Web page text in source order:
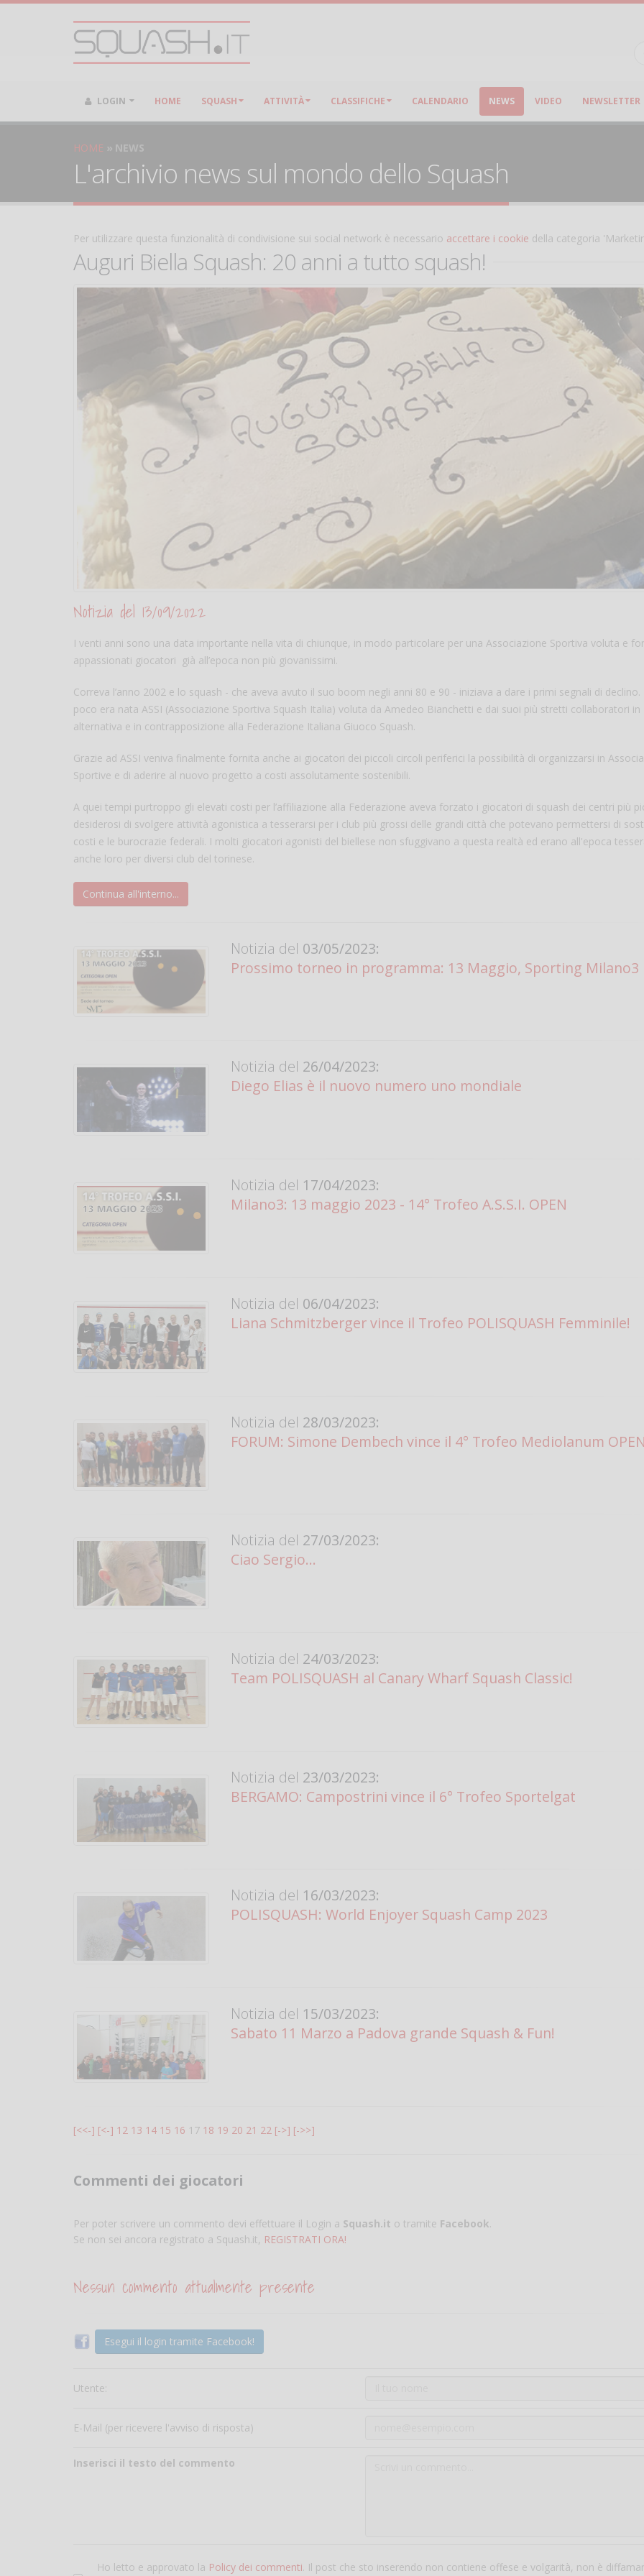
LOGIN HOME SQUASH ATTIVITÀ CLASSIFICHE CALENDARIO NEWS VIDEO NEWSLETTER
HOME NEWS
L'archivio news sul mondo dello Squash
Per utilizzare questa funzionalità di condivisione sui social network è necessario accettare i cookie della categoria
Auguri Biella Squash: 20 anni a tutto squash!
Notizia del 13/09/2022
I venti anni sono una data importante nella vita di chiunque, in modo particolare per una Associazione Sportiva voluta e
appassionati giocatori già all’epoca non più giovanissimi.
Correva l’anno 2002 e lo squash - che aveva avuto il suo boom negli anni 80 e 90 - iniziava a dare i primi segnali di declino.
poco era nata ASSI (Associazione Sportiva Squash Italia) voluta da Amedeo Bianchetti e dai suoi più stretti collaboratori in
alternativa e in contrapposizione alla Federazione Italiana Giuoco Squash.
Grazie ad ASSI veniva finalmente fornita anche ai giocatori dei piccoli circoli periferici la possibilità di organizzarsi in
Sportive e di aderire al nuovo progetto a costi assolutamente sostenibili.
A quei tempi purtroppo gli elevati costi per l’affiliazione alla Federazione aveva forzato i giocatori di squash dei centri più
desiderosi di svolgere attività agonistica a tesserarsi per i club più grossi delle grandi città che potevano permettersi di
costi e le burocrazie federali. I molti giocatori agonisti del biellese non sfuggivano a questa realtà ed erano all'epoca
anche loro per diversi club del torinese.
Continua all'interno...
Notizia del 03/05/2023:
Prossimo torneo in programma: 13 Maggio, Sporting Milano3
Notizia del 26/04/2023:
Diego Elias è il nuovo numero uno mondiale
Notizia del 17/04/2023:
Milano3: 13 maggio 2023 - 14° Trofeo A.S.S.I. OPEN
Notizia del 06/04/2023:
Liana Schmitzberger vince il Trofeo POLISQUASH Femminile!
Notizia del 28/03/2023:
FORUM: Simone Dembech vince il 4° Trofeo Mediolanum
Notizia del 27/03/2023:
Ciao Sergio...
Notizia del 24/03/2023:
Team POLISQUASH al Canary Wharf Squash Classic!
Notizia del 23/03/2023:
BERGAMO: Campostrini vince il 6° Trofeo Sportelgat
Notizia del 16/03/2023:
POLISQUASH: World Enjoyer Squash Camp 2023
Notizia del 15/03/2023:
Sabato 11 Marzo a Padova grande Squash & Fun!
[<<-] [<-] 12 13 14 15 16 17 18 19 20 21 22 [->] [->>]
Commenti dei giocatori
Per poter scrivere un commento devi effettuare il Login a Squash.it o tramite Facebook.
Se non sei ancora registrato a Squash.it, REGISTRATI ORA!
Nessun commento attualmente presente
Esegui il login tramite Facebook!
Utente:
E-Mail (per ricevere l'avviso di risposta)
Inserisci il testo del commento
Ho letto e approvato la Policy dei commenti. Il post che sto inserendo non contiene offese e volgarità, non è
Salve,
come fare per